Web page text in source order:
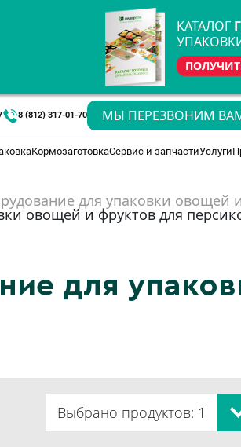
КАТАЛОГ
8 (812) 317-01-70 МЫ ПЕРЕЗВОНИМ
КормозаготовкаСервис и запчастиУслуги
для упаковки овощей
овощей и фруктов для
для
Выбрано продуктов: 1